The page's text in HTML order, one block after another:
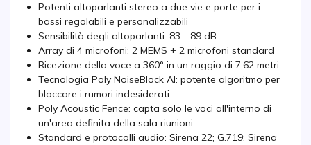
Potenti altoparlanti stereo a due vie e porte per i
bassi regolabili e personalizzabili
Sensibilità degli altoparlanti: 83 - 89 dB
Array di 4 microfoni: 2 MEMS + 2 microfoni standard
Ricezione della voce a 360° in un raggio di 7,62 metri
Tecnologia Poly NoiseBlock AI: potente algoritmo per
bloccare i rumori indesiderati
Poly Acoustic Fence: capta solo le voci all'interno di
un'area definita della sala riunioni
Standard e protocolli audio: Sirena 22; G.719; Sirena